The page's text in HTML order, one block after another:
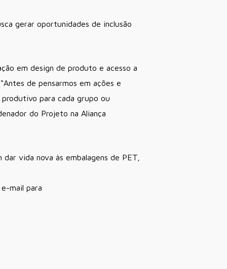
gerar oportunidades de inclusão
em design de produto e acesso a
de pensarmos em ações e
para cada grupo ou
do Projeto na Aliança
vida nova às embalagens de PET,
mail para